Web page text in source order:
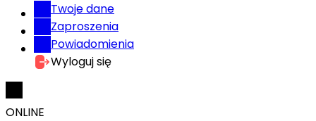
Twoje dane
Zaproszenia
Powiadomienia
Wyloguj się
ONLINE